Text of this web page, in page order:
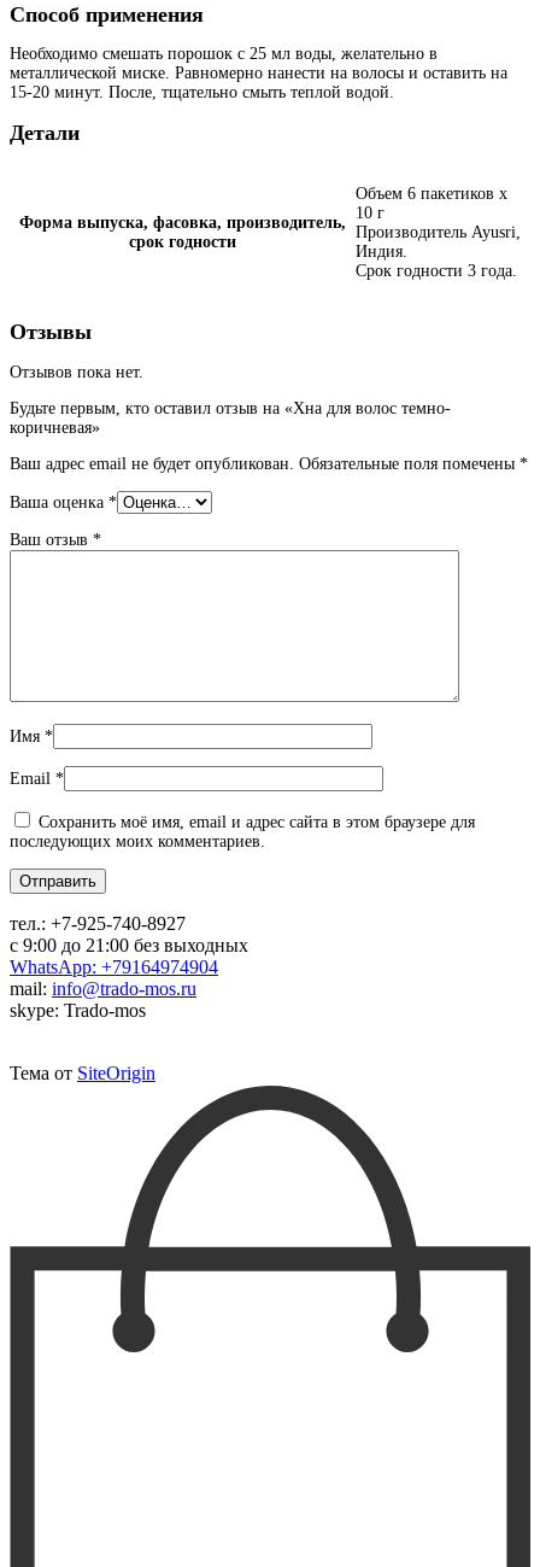
Способ применения
Необходимо смешать порошок с 25 мл воды, желательно в
металлической миске. Равномерно нанести на волосы и оставить на
15-20 минут. После, тщательно смыть теплой водой.
Детали
Форма выпуска, фасовка, производитель,
срок годности
Объем 6 пакетиков х
10 г
Производитель Ayusri,
Индия.
Срок годности 3 года.
Отзывы
Отзывов пока нет.
Будьте первым, кто оставил отзыв на «Хна для волос темно-
коричневая»
Ваш адрес email не будет опубликован. Обязательные поля помечены *
Ваша оценка *
Ваш отзыв *
Имя *
Email *
Сохранить моё имя, email и адрес сайта в этом браузере для
последующих моих комментариев.
тел.: +7-925-740-8927
с 9:00 до 21:00 без выходных
WhatsApp: +79164974904
mail: info@trado-mos.ru
skype: Trado-mos
Тема от SiteOrigin